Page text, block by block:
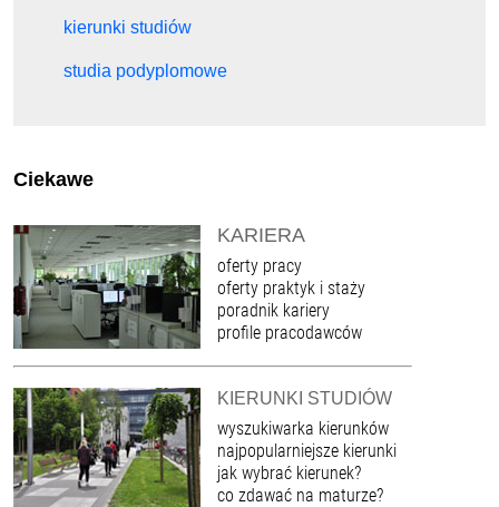
kierunki studiów
studia podyplomowe
Ciekawe
KARIERA
oferty pracy
oferty praktyk i staży
poradnik kariery
profile pracodawców
KIERUNKI STUDIÓW
wyszukiwarka kierunków
najpopularniejsze kierunki
jak wybrać kierunek?
co zdawać na maturze?